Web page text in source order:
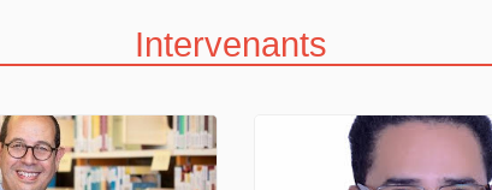
Intervenants